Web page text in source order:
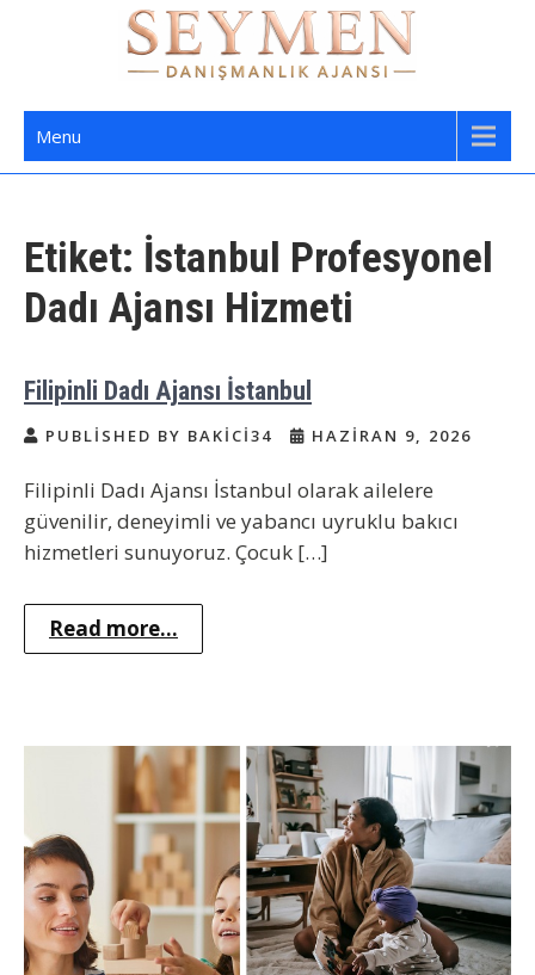
Seymen Danışmanlık | Yatılı Bakıcı,
Dadı,
Menu
Etiket: İstanbul Profesyonel
Dadı Ajansı Hizmeti
Filipinli Dadı Ajansı İstanbul
PUBLISHED BY BAKICI34 HAZIRAN 9, 2026
Filipinli Dadı Ajansı İstanbul olarak ailelere
güvenilir, deneyimli ve yabancı uyruklu bakıcı
hizmetleri sunuyoruz. Çocuk […]
Read more...